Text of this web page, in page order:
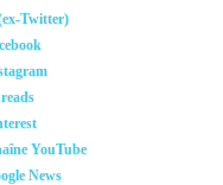
Twitter)
YouTube
News